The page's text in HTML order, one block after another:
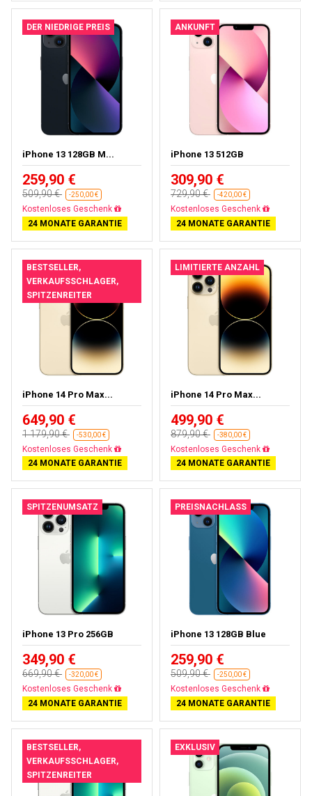
DER NIEDRIGE PREIS
iPhone 13 128GB M...
259,90 €
509,90 € -250,00 €
Gratisversand
24 MONATE GARANTIE
ANKUNFT
iPhone 13 512GB
309,90 €
729,90 € -420,00 €
Gratisversand
24 MONATE GARANTIE
BESTSELLER,
VERKAUFSSCHLAGER,
SPITZENREITER
iPhone 14 Pro Max...
649,90 €
1 179,90 € -530,00 €
Gratisversand
24 MONATE GARANTIE
LIMITIERTE ANZAHL
iPhone 14 Pro Max...
499,90 €
879,90 € -380,00 €
Gratisversand
24 MONATE GARANTIE
SPITZENUMSATZ
iPhone 13 Pro 256GB
349,90 €
669,90 € -320,00 €
Gratisversand
24 MONATE GARANTIE
PREISNACHLASS
iPhone 13 128GB Blue
259,90 €
509,90 € -250,00 €
Gratisversand
24 MONATE GARANTIE
BESTSELLER,
VERKAUFSSCHLAGER,
SPITZENREITER
EXKLUSIV